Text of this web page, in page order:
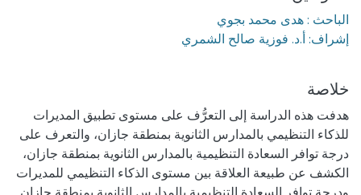
الباحث : هدى محمد بجوي
إشراف: أ.د. فوزية صالح الشمري
خلاصة
هدفت هذه الدراسة إلى التعرُّف على مستوى تطبيق المديرات
للذكاء التنظيمي بالمدارس الثانوية بمنطقة جازان، والتعرف على
درجة توافر السعادة التنظيمية بالمدارس الثانوية بمنطقة جازان،
الكشف عن طبيعة العلاقة بين مستوى الذكاء التنظيمي للمديرات